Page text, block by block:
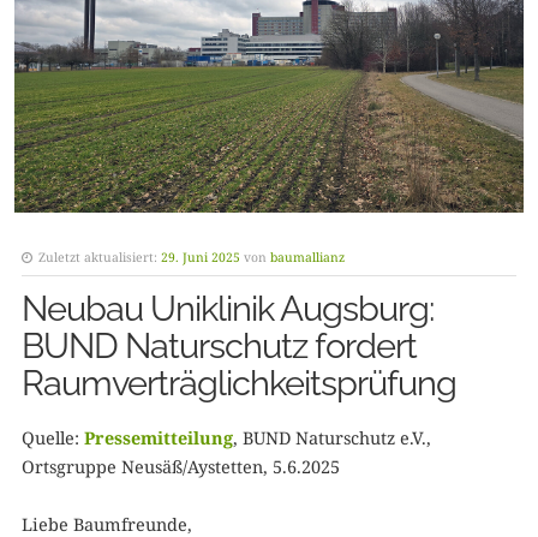
Zuletzt aktualisiert: 29. Juni 2025 von baumallianz
Neubau Uniklinik Augsburg:
BUND Naturschutz fordert
Raumverträglichkeitsprüfung
Quelle: Pressemitteilung, BUND Naturschutz e.V.,
Ortsgruppe Neusäß/Aystetten, 5.6.2025
Liebe Baumfreunde,